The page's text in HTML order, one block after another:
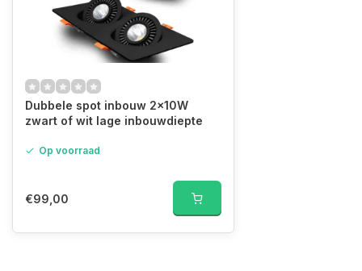
Dubbele spot inbouw 2x10W
zwart of wit lage inbouwdiepte
Op voorraad
€99,00